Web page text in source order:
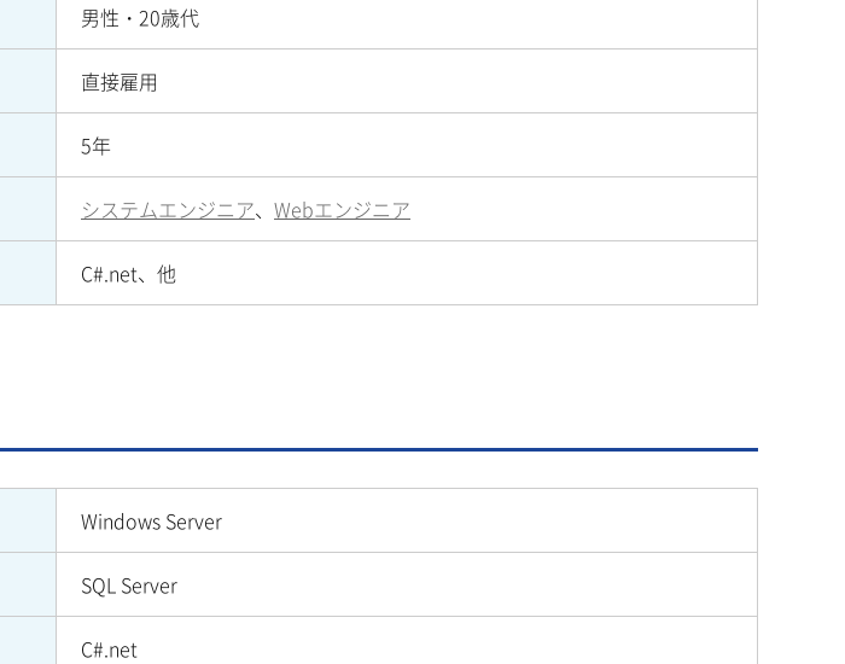
男性・20歳代
直接雇用
5年
システムエンジニア、 Webエンジニア
C#.net、他
Windows Server
SQL Server
C#.net